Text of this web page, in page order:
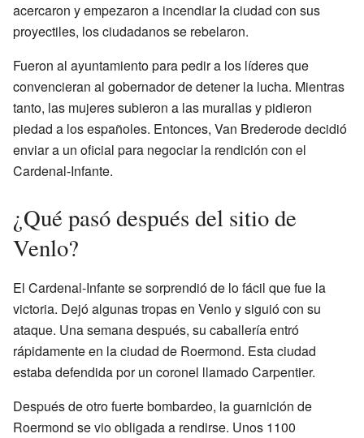
acercaron y empezaron a incendiar la ciudad con sus
proyectiles, los ciudadanos se rebelaron.
Fueron al ayuntamiento para pedir a los líderes que
convencieran al gobernador de detener la lucha. Mientras
tanto, las mujeres subieron a las murallas y pidieron
piedad a los españoles. Entonces, Van Brederode decidió
enviar a un oficial para negociar la rendición con el
Cardenal-Infante.
¿Qué pasó después del sitio de
Venlo?
El Cardenal-Infante se sorprendió de lo fácil que fue la
victoria. Dejó algunas tropas en Venlo y siguió con su
ataque. Una semana después, su caballería entró
rápidamente en la ciudad de Roermond. Esta ciudad
estaba defendida por un coronel llamado Carpentier.
Después de otro fuerte bombardeo, la guarnición de
Roermond se vio obligada a rendirse. Unos 1100